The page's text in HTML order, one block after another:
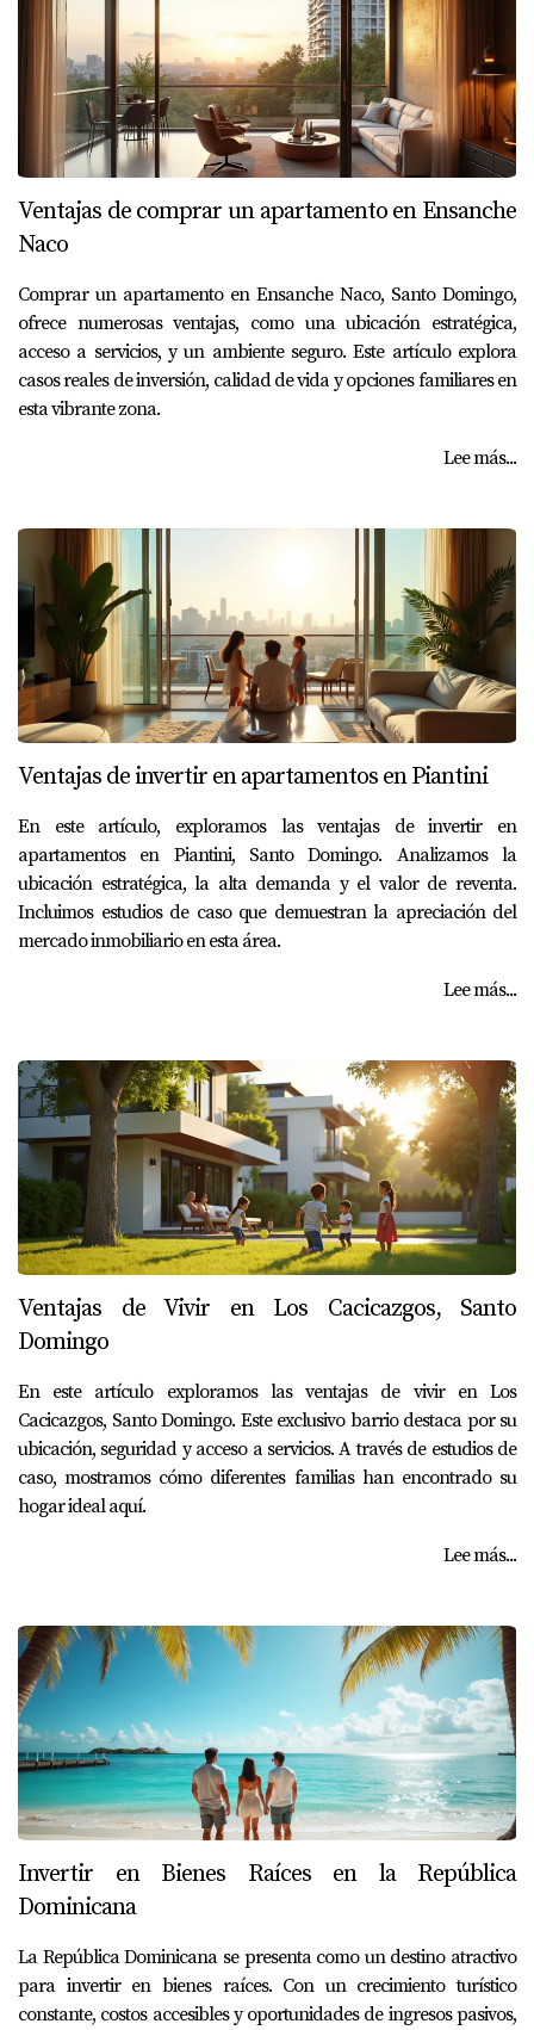
Ventajas de comprar un apartamento en Ensanche
Naco
Comprar un apartamento en Ensanche Naco, Santo Domingo,
ofrece numerosas ventajas, como una ubicación estratégica,
acceso a servicios, y un ambiente seguro. Este artículo explora
casos reales de inversión, calidad de vida y opciones familiares en
esta vibrante zona.
Lee más...
Ventajas de invertir en apartamentos en Piantini
En este artículo, exploramos las ventajas de invertir en
apartamentos en Piantini, Santo Domingo. Analizamos la
ubicación estratégica, la alta demanda y el valor de reventa.
Incluimos estudios de caso que demuestran la apreciación del
mercado inmobiliario en esta área.
Lee más...
Ventajas de Vivir en Los Cacicazgos, Santo
Domingo
En este artículo exploramos las ventajas de vivir en Los
Cacicazgos, Santo Domingo. Este exclusivo barrio destaca por su
ubicación, seguridad y acceso a servicios. A través de estudios de
caso, mostramos cómo diferentes familias han encontrado su
hogar ideal aquí.
Lee más...
Invertir en Bienes Raíces en la República
Dominicana
La República Dominicana se presenta como un destino atractivo
para invertir en bienes raíces. Con un crecimiento turístico
constante, costos accesibles y oportunidades de ingresos pasivos,